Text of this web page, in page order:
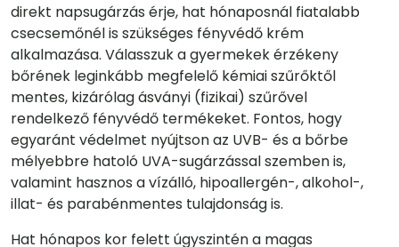
direkt napsugárzás érje, hat hónaposnál fiatalabb
csecsemőnél is szükséges fényvédő krém
alkalmazása. Válasszuk a gyermekek érzékeny
bőrének leginkább megfelelő kémiai szűrőktől
mentes, kizárólag ásványi (fizikai) szűrővel
rendelkező fényvédő termékeket. Fontos, hogy
egyaránt védelmet nyújtson az UVB- és a bőrbe
mélyebbre hatoló UVA-sugárzással szemben is,
valamint hasznos a vízálló, hipoallergén-, alkohol-,
illat- és parabénmentes tulajdonság is.
Hat hónapos kor felett úgyszintén a magas